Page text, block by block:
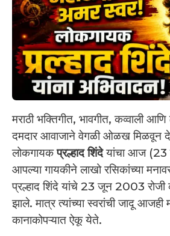
मराठी भक्तिगीत, भावगीत, कव्वाली
दमदार आवाजाने वेगळी ओळख मिळवून
लोकगायकप्रल्हाद शिंदेयांचा आज (23
आपल्या गायकीने लाखो रसिकांच्या
प्रल्हाद शिंदे यांचे 23 जून 2003
झाले. मात्र त्यांच्या स्वरांची जादू आजही
कानाकोपऱ्यात ऐकू येते.